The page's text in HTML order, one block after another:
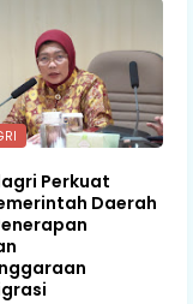
Perkuat
Daerah